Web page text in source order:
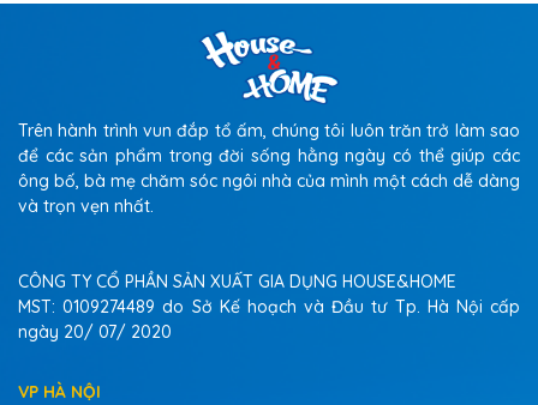
Trên hành trình vun đắp tổ ấm, chúng tôi luôn trăn trở làm sao
để các sản phẩm trong đời sống hằng ngày có thể giúp các
ông bố, bà mẹ chăm sóc ngôi nhà của mình một cách dễ dàng
và trọn vẹn nhất.
CÔNG TY CỔ PHẦN SẢN XUẤT GIA DỤNG HOUSE&HOME
MST: 0109274489 do Sở Kế hoạch và Đầu tư Tp. Hà Nội cấp
ngày 20/ 07/ 2020
VP HÀ NỘI